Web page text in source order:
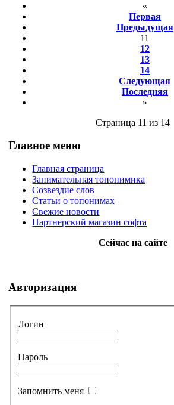
«
Первая
Предыдущая
11
12
13
14
Следующая
Последняя
»
Страница 11 из 14
Главное меню
Главная страница
Занимательная топонимика
Созвездие слов
Статьи о топонимах
Свежие новости
Партнерский магазин софта
Сейчас на сайте
Авторизация
Логин
Пароль
Запомнить меня